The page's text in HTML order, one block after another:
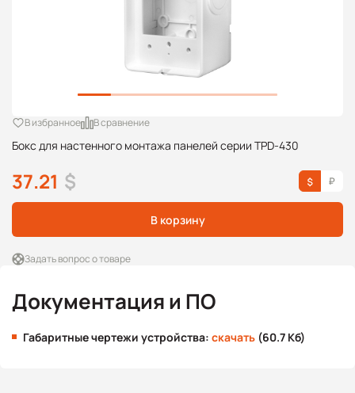
Бокс для настенного монтажа панелей серии TPD-430
В избранное В сравнение
37.21 $
В корзину
Задать вопрос о товаре
Документация и ПО
Габаритные чертежи устройства: скачать (60.7 Кб)